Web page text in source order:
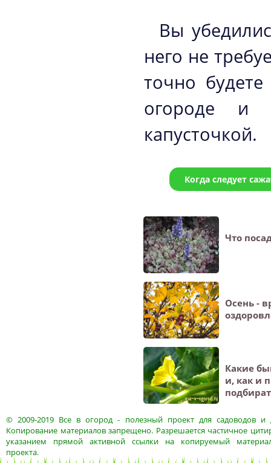
Вы
него не
точно
огороде и
капусточкой.
Когда следует
Что
Осень -
Какие
и, как и
© 2009-2019 Все в огород- полезный проект для садоводов и
Копирование материалов запрещено. Разрешается частичное
указанием прямой активной ссылки на копируемый
проекта.